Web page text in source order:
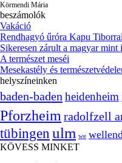
Körmendi Mária
beszámolók
Vakáció
Rendhagyó űróra Kapu Tiborral
Sikeresen zárult a magyar
A természet meséi
Mesekastély és
helyszíneinken
baden-baden heidenheim
Pforzheim radolfzell
tübingen ulm we
KÖVESS MINKET